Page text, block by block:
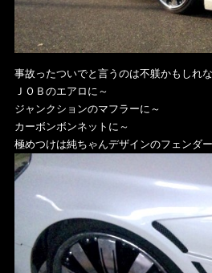
事故ったついでと言うのは不躾かもしれ
ＪＯＢのエアロに～
ジャンクションのマフラーに～
カーボンボンネットに～
極めつけは純ちゃんデザインのフェンダ